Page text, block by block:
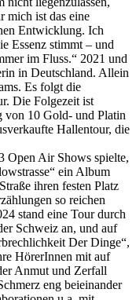
mich ist das eine
Entwicklung. Ich
Essenz stimmt – und
im Fluss.“ 2021 und
in Deutschland. Allein
Es folgt die
Die Folgezeit ist
von 10 Gold- und Platin
Hallentour, die
Open Air Shows spielte,
ein Album
ihren festen Platz
so reichen
stand eine Tour durch
Schweiz an, und auf
Der Dinge“,
HörerInnen mit auf
Anmut und Zerfall
eng beieinander